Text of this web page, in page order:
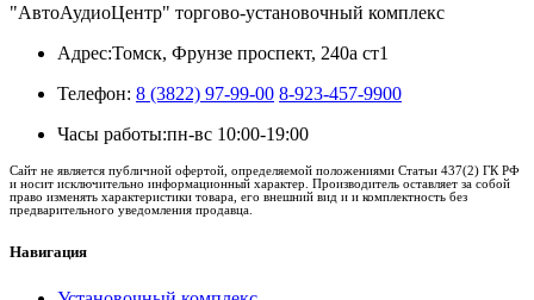
"АвтоАудиоЦентр" торгово-установочный комплекс
Адрес:Томск, Фрунзе проспект, 240а ст1
Телефон: 8 (3822) 97-99-00 8-923-457-9900
Часы работы:пн-вс 10:00-19:00
Сайт не является публичной офертой, определяемой положениями Статьи 437(2) ГК РФ
и носит исключительно информационный характер. Производитель оставляет за собой
право изменять характеристики товара, его внешний вид и и комплектность без
предварительного уведомления продавца.
Навигация